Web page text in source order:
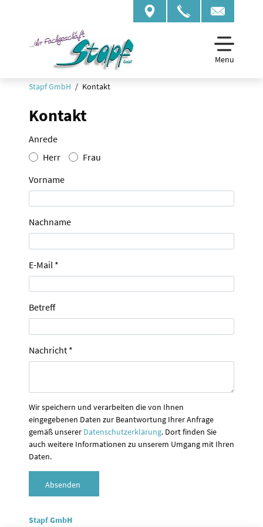
Menu
Stapf GmbH Kontakt
Kontakt
Anrede
Herr
Frau
Vorname
Nachname
E-Mail *
Betreff
Nachricht *
Wir speichern und verarbeiten die von Ihnen
eingegebenen Daten zur Beantwortung Ihrer Anfrage
gemäß unserer Datenschutzerklärung. Dort finden Sie
auch weitere Informationen zu unserem Umgang mit Ihren
Daten.
Absenden
Stapf GmbH